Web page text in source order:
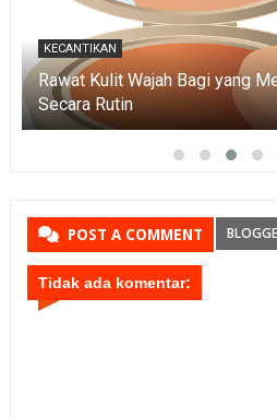
KECANTIKAN
Rawat Kulit Wajah Bagi yang
Secara Rutin
POST A COMMENT
Tidak ada komentar: